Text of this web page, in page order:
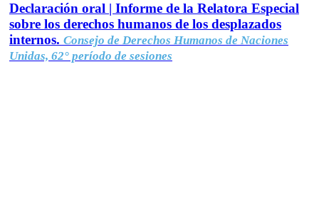
Declaración oral | Informe de la Relatora Especial
sobre los derechos humanos de los desplazados
internos. Consejo de Derechos Humanos de Naciones
Unidas, 62° período de sesiones